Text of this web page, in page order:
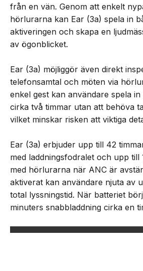
från en vän. Genom att enkelt
hörlurarna kan Ear (3a) spela in
aktiveringen och skapa en
av ögonblicket.
Ear (3a) möjliggör även direkt
telefonsamtal och möten via
enkel gest kan användare spela
cirka två timmar utan att behöva
vilket minskar risken att viktiga
Ear (3a) erbjuder upp till 42
med laddningsfodralet och upp till
med hörlurarna när ANC är
aktiverat kan användare njuta av
total lyssningstid. När batteriet
minuters snabbladdning cirka en